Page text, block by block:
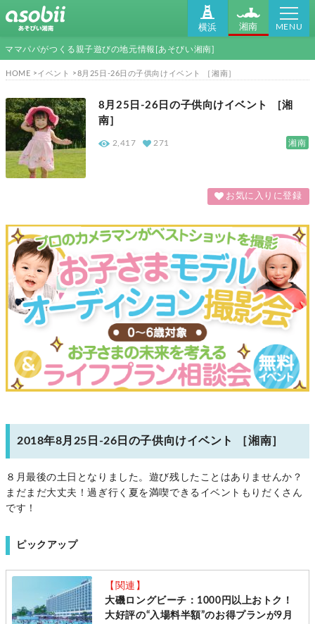
横浜 湘南 MENU
ママパパがつくる親子遊びの地元情報[あそびい湘南]
HOME イベント 8月25日-26日の子供向けイベント ［湘南］
8月25日-26日の子供向けイベント ［湘
南］
湘南
2,417 271
お気に入りに登録
2018年8月25日-26日の子供向けイベント ［湘南］
８月最後の土日となりました。遊び残したことはありませんか？
まだまだ大丈夫！過ぎ行く夏を満喫できるイベントもりだくさん
です！
ピックアップ
【関連】
大磯ロングビーチ：1000円以上おトク！
大好評の“入場料半額”のお得プランが9月